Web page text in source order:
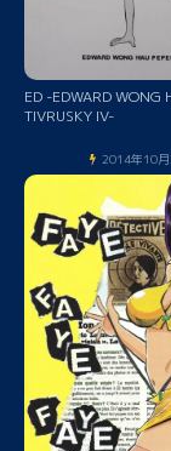
ED -EDWARD WONG
TIVRUSKY IV-
2014年10月